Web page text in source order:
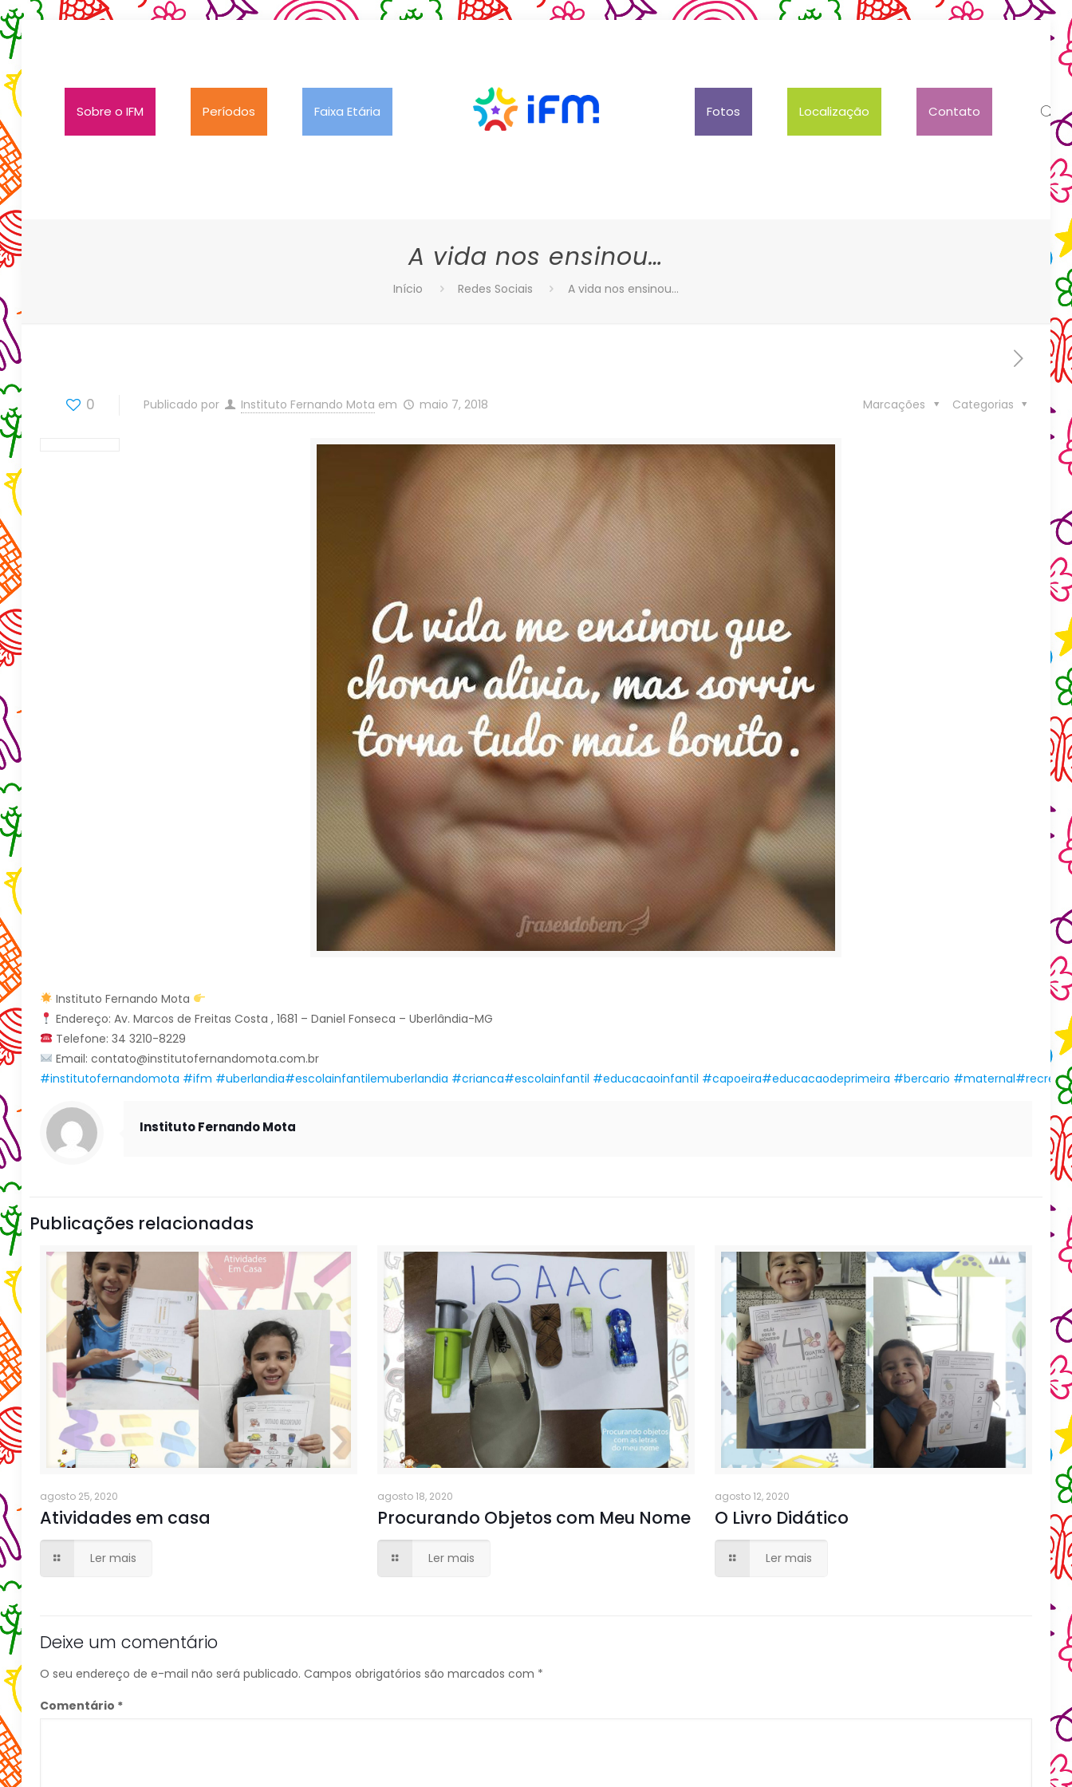
Sobre o IFM Períodos Faixa Etária Fotos Localização Contato
A vida nos ensinou…
Início Redes Sociais A vida nos ensinou…
0 Publicado por Instituto Fernando Mota em maio 7, 2018 Categorias
Marcações
Instituto Fernando Mota
Endereço: Av. Marcos de Freitas Costa , 1681 – Daniel Fonseca – Uberlândia-MG
Telefone: 34 3210-8229
Email: contato@institutofernandomota.com.br
#institutofernandomota #ifm #uberlandia#escolainfantilemuberlandia #crianca#escolainfantil #educacaoinfantil #capoeira#educacaodeprimeira #bercario #maternal
Instituto Fernando Mota
Publicações relacionadas
agosto 25, 2020
Atividades em casa
Ler mais
agosto 18, 2020
Procurando Objetos com Meu Nome
Ler mais
agosto 12, 2020
O Livro Didático
Ler mais
Deixe um comentário
O seu endereço de e-mail não será publicado. Campos obrigatórios são marcados com *
Comentário *